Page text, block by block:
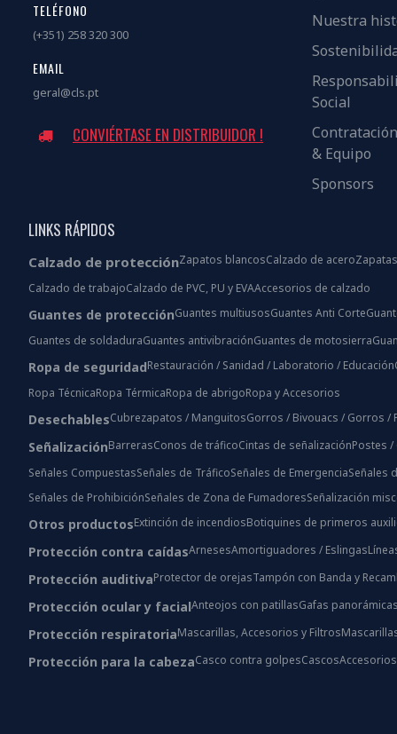
TELÉFONO
(+351) 258 320 300
EMAIL
geral@cls.pt
CONVIÉRTASE EN DISTRIBUIDOR !
Nuestra
Social
Contratación
& Equipo
Sponsors
LINKS RÁPIDOS
Calzado de protecciónZapatos blancosCalzado de acero
Calzado de trabajoCalzado de PVC, PU y EVAAccesorios de calzado
Guantes de protecciónGuantes multiusosGuantes Anti Corte
Guantes de soldaduraGuantes antivibraciónGuantes de motosierra
Ropa de seguridadRestauración / Sanidad / Laboratorio / Educación
Ropa TécnicaRopa TérmicaRopa de abrigoRopa y Accesorios
DesechablesCubrezapatos / ManguitosGorros / Bivouacs / Gorros /
SeñalizaciónBarrerasConos de tráficoCintas de señalizaciónPostes /
Señales CompuestasSeñales de TráficoSeñales de EmergenciaSeñales
Señales de ProhibiciónSeñales de Zona de FumadoresSeñalización
Otros productosExtinción de incendiosBotiquines de primeros
Protección contra caídasArnesesAmortiguadores / Eslingas
Protección auditivaProtector de orejasTampón con Banda y
Protección ocular y facialAnteojos con patillasGafas panorámicas
Protección respiratoriaMascarillas, Accesorios y Filtros
Protección para la cabezaCasco contra golpesCascos